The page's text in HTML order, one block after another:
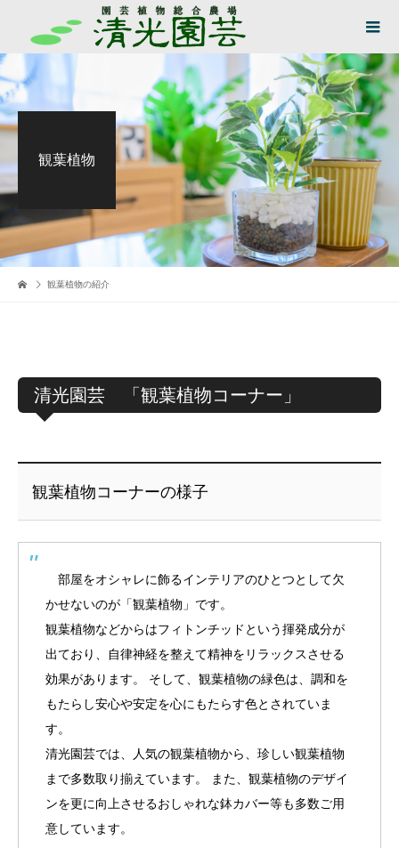
観葉植物
観葉植物の紹介
清光園芸 「観葉植物コーナー」
観葉植物コーナーの様子
部屋をオシャレに飾るインテリアのひとつとして欠
かせないのが「観葉植物」です。
観葉植物などからはフィトンチッドという揮発成分が
出ており、自律神経を整えて精神をリラックスさせる
効果があります。 そして、観葉植物の緑色は、調和を
もたらし安心や安定を心にもたらす色とされていま
す。
清光園芸では、人気の観葉植物から、珍しい観葉植物
まで多数取り揃えています。 また、観葉植物のデザイ
ンを更に向上させるおしゃれな鉢カバー等も多数ご用
意しています。